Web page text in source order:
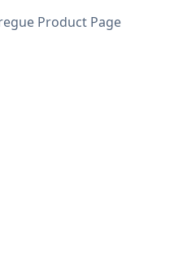
Product Page